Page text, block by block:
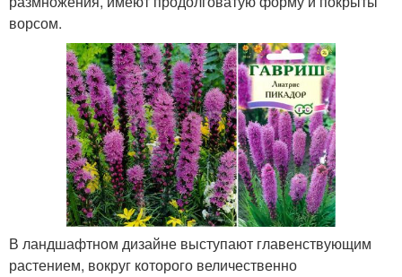
ворсом.
В ландшафтном дизайне выступают главенствующим
растением, вокруг которого величественно